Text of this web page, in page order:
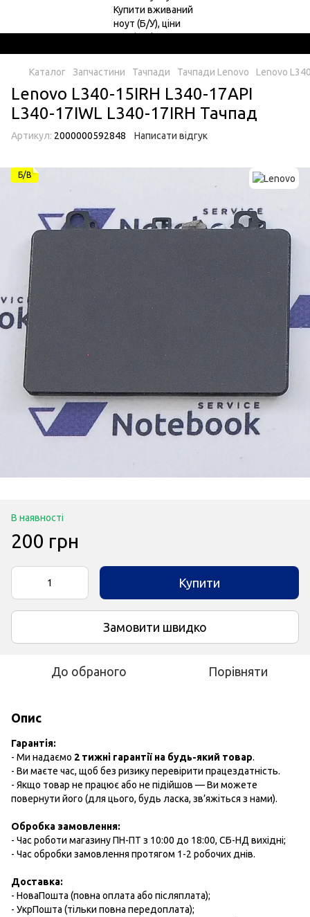
Каталог Запчастини Тачпади Тачпади Lenovo Lenovo
Lenovo L340-15IRH L340-17API
L340-17IWL L340-17IRH Тачпад
Артикул: 2000000592848 Написати відгук
Б/В
В наявності
200 грн
Купити
Замовити швидко
До обраного Порівняти
Опис
Гарантія:
- Ми надаємо 2 тижні гарантії на будь-який товар.
- Ви маєте час, щоб без ризику перевірити працездатність.
- Якщо товар не працює або не підійшов — Ви можете
повернути його (для цього, будь ласка, зв’яжіться з нами).
Обробка замовлення:
- Час роботи магазину ПН-ПТ з 10:00 до 18:00, СБ-НД вихідні;
- Час обробки замовлення протягом 1-2 робочих днів.
Доставка:
- НоваПошта (повна оплата або післяплата);
- УкрПошта (тільки повна передоплата);